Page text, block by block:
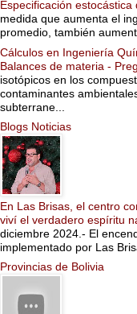
Especificación estocástica
medida que aumenta el
promedio, también
Cálculos en Ingeniería
Balances de materia -
isotópicos en los
contaminantes
subterrane...
Blogs Noticias
En Las Brisas, el centro
viví el verdadero espíritu
diciembre 2024.- El
implementado por Las
Provincias de Bolivia